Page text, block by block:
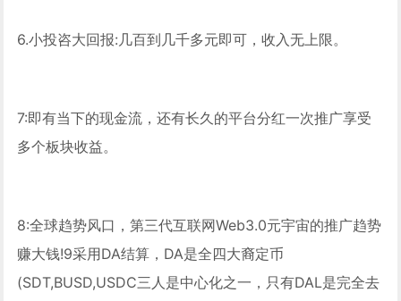
6.小投咨大回报:几百到几千多元即可，收入无上限。
7:即有当下的现金流，还有长久的平台分红一次推广享受
多个板块收益。
8:全球趋势风口，第三代互联网Web3.0元宇宙的推广趋势
赚大钱!9采用DA结算，DA是全四大裔定币
(SDT,BUSD,USDC三人是中心化之一，只有DAL是完全去